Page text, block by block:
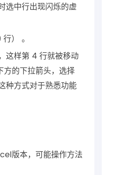
选中行出现闪烁的虚
） 。
这样第 4 行就被移动
方的下拉箭头，选择
种方式对于熟悉功能
版本，可能操作方法